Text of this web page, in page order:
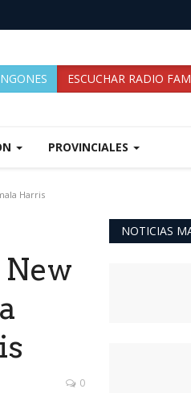
ESCUCHAR RADIO
PROVINCIALES
Harris
0
NOTICIAS